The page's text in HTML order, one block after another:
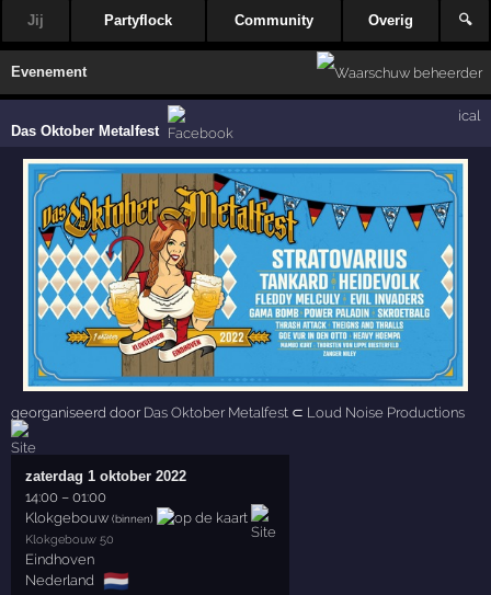
Jij Partyflock Community Overig 🔍
Evenement
Das Oktober Metalfest
ical
georganiseerd door Das Oktober Metalfest ⊂ Loud Noise Productions
zaterdag 1 oktober 2022
14:00 –01:00
Klokgebouw (binnen)
Klokgebouw 50
Eindhoven
Nederland 🇳🇱